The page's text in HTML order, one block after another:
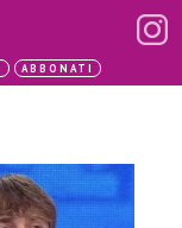
ABBONATI